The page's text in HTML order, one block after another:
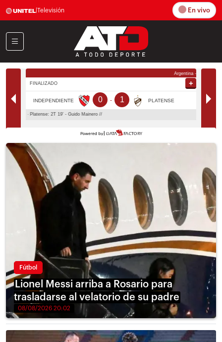
Televisión En vivo
Fútbol
Lionel Messi arriba a Rosario para
trasladarse al velatorio de su padre
08/08/2026 20:02